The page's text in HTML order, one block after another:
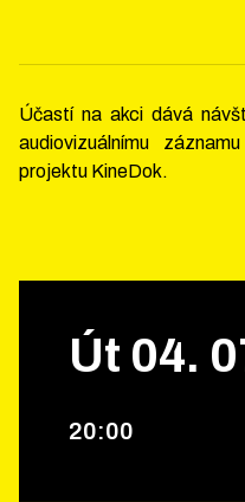
Účastí na akci dává
audiovizuálnímu
projektu KineDok.
Út 04.
20:00